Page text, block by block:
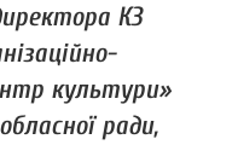
КЗ
культури»
ради,